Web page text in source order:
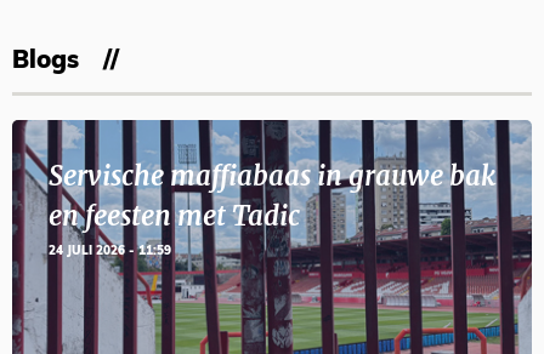
Blogs
Servische maffiabaas in grauwe bak
en feesten met Tadic
24 JULI 2026 - 11:59